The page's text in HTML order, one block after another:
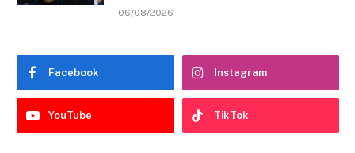
06/08/2026
Facebook Instagram
YouTube TikTok